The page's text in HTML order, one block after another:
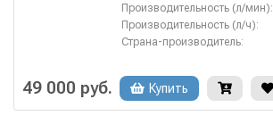
Производительность (л/мин):
Производительность (л/ч):
Страна-производитель:
Мощность (кВт):
49 000 руб. Купить